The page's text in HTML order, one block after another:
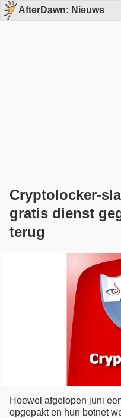
AfterDawn: Nieuws
Cryptolocker-
gratis dienst
terug
Hoewel afgelopen juni
opgepakt en hun botnet